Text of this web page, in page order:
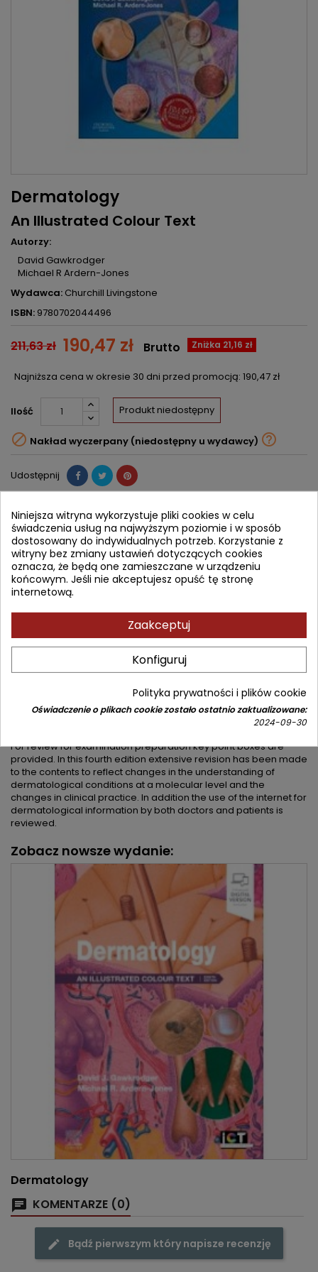
Dermatology
An Illustrated Colour Text
Autorzy:
David Gawkrodger
Michael R Ardern-Jones
Wydawca: Churchill Livingstone
ISBN: 9780702044496
211,63 zł 190,47 zł Zniżka 21,16 zł
Brutto
Najniższa cena w okresie 30 dni przed promocją: 190,47 zł
Ilość Produkt niedostępny
 Nakład wyczerpany (niedostępny u wydawcy) 
Udostępnij
Wprowadź swój adres email, aby otrzymać powiadomienie o
dostępności tej książki
ZAPISZ
2013 BMA Medical Book Awards Highly Commended in
Internal Medicine!
This concise textbook of dermatology is aimed at medical
examinations and specialist nurses. The information is
presented in a highly accessible format, using double page
spreads for each topic. Extensive use of colour for both clinical
For review for examination preparation key point boxes are
provided. In this fourth edition extensive revision has been made
to the contents to reflect changes in the understanding of
dermatological conditions at a molecular level and the
changes in clinical practice. In addition the use of the internet for
dermatological information by both doctors and patients is
reviewed.
Zobacz nowsze wydanie:
Dermatology
KOMENTARZE (0)
Bądź pierwszym który napisze recenzję
Niniejsza witryna wykorzystuje pliki cookies w celu
świadczenia usług na najwyższym poziomie i w sposób
dostosowany do indywidualnych potrzeb. Korzystanie z
witryny bez zmiany ustawień dotyczących cookies
oznacza, że będą one zamieszczane w urządzeniu
końcowym. Jeśli nie akceptujesz opuść tę stronę
internetową.
Zaakceptuj
Konfiguruj
Polityka prywatności i plików cookie
Oświadczenie o plikach cookie zostało ostatnio zaktualizowane:
2024-09-30